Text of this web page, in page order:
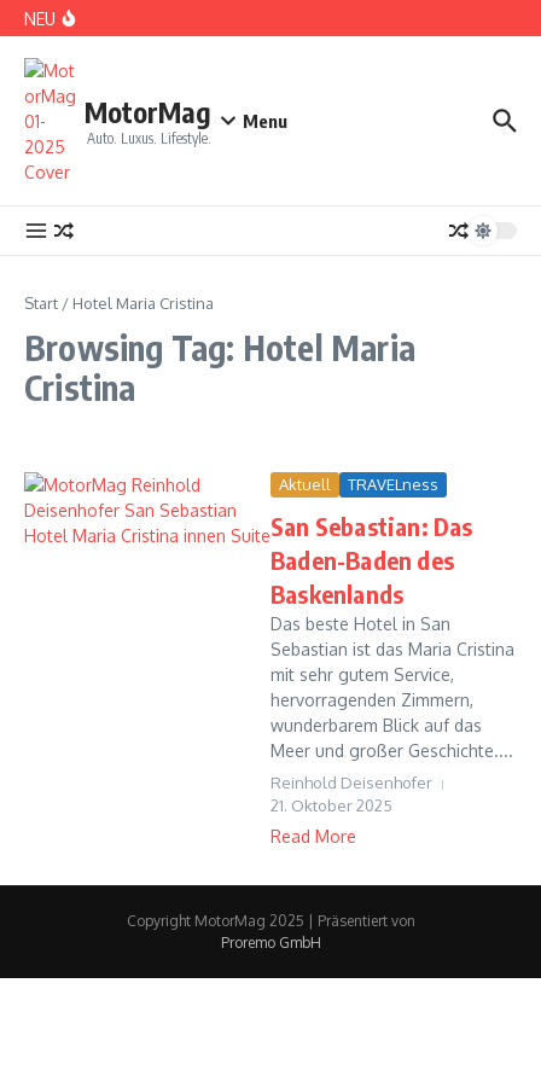
Zum Inhalt springen
NEU
CDE 2026: High Class Event in München
MotorMag
Auto. Luxus. Lifestyle.
Menu
Start / Hotel Maria Cristina
Browsing Tag: Hotel Maria
Cristina
Aktuell TRAVELness
San Sebastian: Das
Baden-Baden des
Baskenlands
Das beste Hotel in San
Sebastian ist das Maria Cristina
mit sehr gutem Service,
hervorragenden Zimmern,
wunderbarem Blick auf das
Meer und großer Geschichte....
Reinhold Deisenhofer
21. Oktober 2025
Read More
Copyright MotorMag 2025 | Präsentiert von
Proremo GmbH